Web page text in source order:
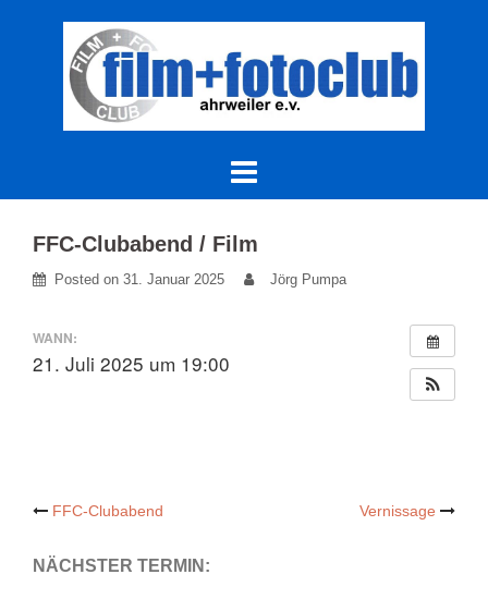
FFC-Clubabend / Film
Posted on 31. Januar 2025 Jörg Pumpa
WANN:
21. Juli 2025 um 19:00
Post
navigation
FFC-Clubabend Vernissage
NÄCHSTER TERMIN: